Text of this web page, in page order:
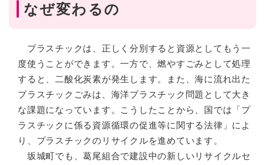
なぜ変わるの​
プラスチックは、正しく分別すると資源としてもう一
度使うことができます。一方で、燃やすごみとして処理
すると、二酸化炭素が発生します。また、海に流れ出た
プラスチックごみは、海洋プラスチック問題として大き
な課題になっています。こうしたことから、国では「プ
ラスチックに係る資源循環の促進等に関する法律」によ
り、プラスチックのリサイクルを進めています。
坂城町でも、葛尾組合で建設中の新しいリサイクルセ